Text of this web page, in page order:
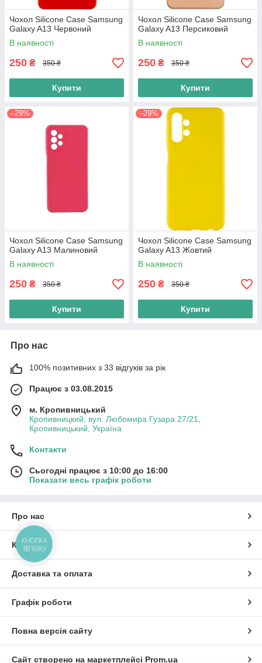
Чохол Silicone Case Samsung
Galaxy A13 Червоний
В наявності
250 ₴ 350 ₴
Купити
Чохол Silicone Case Samsung
Galaxy A13 Персиковий
В наявності
250 ₴ 350 ₴
Купити
–29%
Чохол Silicone Case Samsung
Galaxy A13 Малиновий
В наявності
250 ₴ 350 ₴
Купити
–29%
Чохол Silicone Case Samsung
Galaxy A13 Жовтий
В наявності
250 ₴ 350 ₴
Купити
Про нас
100% позитивних з 33 відгуків за рік
Працює з 03.08.2015
м. Кропивницький
Кропивницкий, вул. Любомира Гузара 27/21,
Кропивницький, Україна
Контакти
Сьогодні працює з 10:00 до 16:00
Показати весь графік роботи
Про нас
Контакти
Доставка та оплата
Графік роботи
Повна версія сайту
Сайт створено на маркетплейсі Prom.ua
КНОПКА
ЗВ'ЯЗКУ